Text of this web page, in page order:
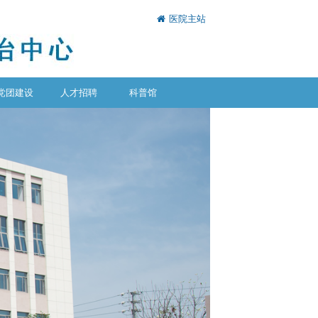
医院主站
团建设 人才招聘 科普馆